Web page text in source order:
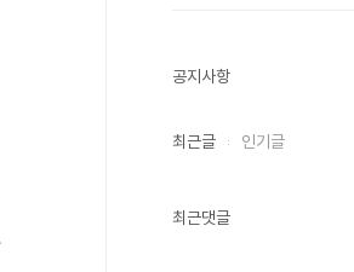
공지사항
최근글 인기글
최근댓글